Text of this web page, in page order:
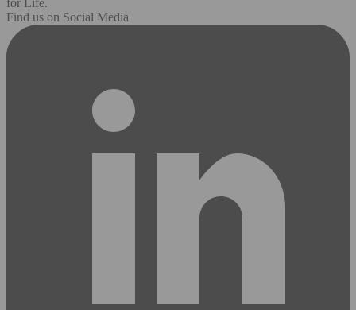
for Life.
Find us on Social Media